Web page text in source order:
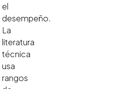
el
desempeño.
La
literatura
técnica
usa
rangos